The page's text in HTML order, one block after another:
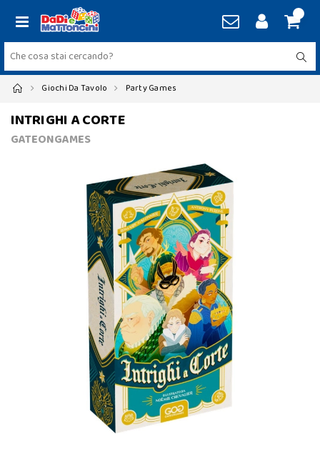
Giochi Da Tavolo Party Games
INTRIGHI A CORTE
GATEONGAMES